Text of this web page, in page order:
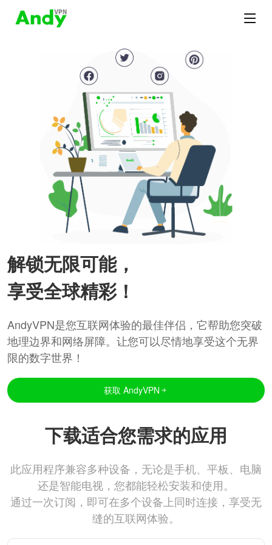
解锁无限可能，
享受全球精彩！
AndyVPN是您互联网体验的最佳伴侣，它帮助您突破
地理边界和网络屏障。让您可以尽情地享受这个无界
限的数字世界！
获取 AndyVPN
下载适合您需求的应用
此应用程序兼容多种设备，无论是手机、平板、电脑
还是智能电视，您都能轻松安装和使用。
通过一次订阅，即可在多个设备上同时连接，享受无
缝的互联网体验。